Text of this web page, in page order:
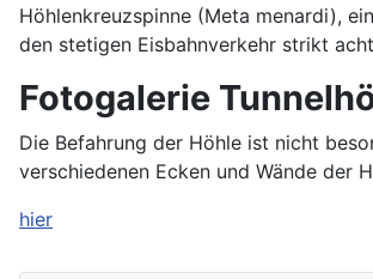
Höhlenkreuzspinne (Meta menardi),
den stetigen Eisbahnverkehr strikt
Fotogalerie
Die Befahrung der Höhle ist nicht
verschiedenen Ecken und Wände der
hier